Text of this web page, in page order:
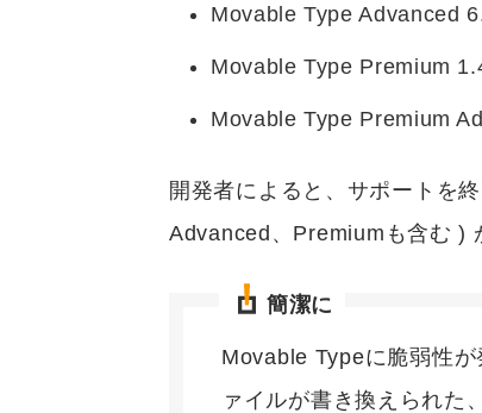
Movable Type Advanced
Movable Type Premium
Movable Type Premium
開発者によると、サポートを
Advanced、Premiumも含む )
簡潔に
Movable Typeに脆弱性
ァイルが書き換えられた